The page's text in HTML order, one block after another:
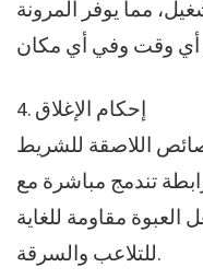
مما يوفر المرونة
4. إحكام الإغلاق
اللاصقة للشريط
تندمج مباشرة مع
مقاومة للغاية
للتلاعب والسرقة.